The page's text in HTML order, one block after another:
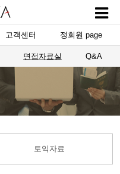
고객센터 정회원 page
면접자료실 Q&A
토익자료